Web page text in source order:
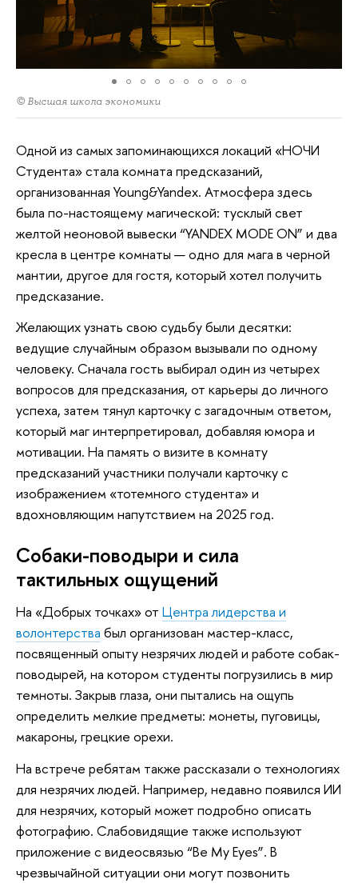
© Высшая школа экономики
Одной из самых запоминающихся локаций «НОЧИ
Студента» стала комната предсказаний,
организованная Young&Yandex. Атмосфера здесь
была по-настоящему магической: тусклый свет
желтой неоновой вывески “YANDEX MODE ON” и два
кресла в центре комнаты — одно для мага в черной
мантии, другое для гостя, который хотел получить
предсказание.
Желающих узнать свою судьбу были десятки:
ведущие случайным образом вызывали по одному
человеку. Сначала гость выбирал один из четырех
вопросов для предсказания, от карьеры до личного
успеха, затем тянул карточку с загадочным ответом,
который маг интерпретировал, добавляя юмора и
мотивации. На память о визите в комнату
предсказаний участники получали карточку с
изображением «тотемного студента» и
вдохновляющим напутствием на 2025 год.
Собаки-поводыри и сила
тактильных ощущений
На «Добрых точках» от Центра лидерства и
волонтерства был организован мастер-класс,
посвященный опыту незрячих людей и работе собак-
поводырей, на котором студенты погрузились в мир
темноты. Закрыв глаза, они пытались на ощупь
определить мелкие предметы: монеты, пуговицы,
макароны, грецкие орехи.
На встрече ребятам также рассказали о технологиях
для незрячих людей. Например, недавно появился ИИ
для незрячих, который может подробно описать
фотографию. Слабовидящие также используют
приложение с видеосвязью “Be My Eyes”. В
чрезвычайной ситуации они могут позвонить